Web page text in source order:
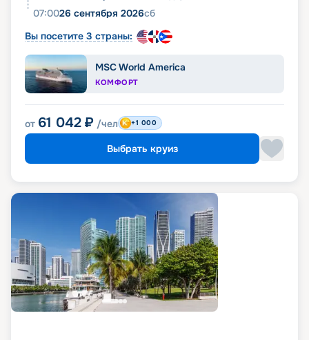
07:0026 сентября 2026сб
Вы посетите 3 страны:
MSC World America
КОМФОРТ
от 61 042 ₽ /чел +1 000
Выбрать круиз